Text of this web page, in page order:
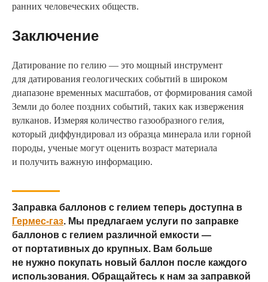
ранних человеческих обществ.
Заключение
Датирование по гелию — это мощный инструмент
для датирования геологических событий в широком
диапазоне временных масштабов, от формирования самой
Земли до более поздних событий, таких как извержения
вулканов. Измеряя количество газообразного гелия,
который диффундировал из образца минерала или горной
породы, ученые могут оценить возраст материала
и получить важную информацию.
Заправка баллонов с гелием теперь доступна в
Гермес-газ. Мы предлагаем услуги по заправке
баллонов с гелием различной емкости —
от портативных до крупных. Вам больше
не нужно покупать новый баллон после каждого
использования. Обращайтесь к нам за заправкой